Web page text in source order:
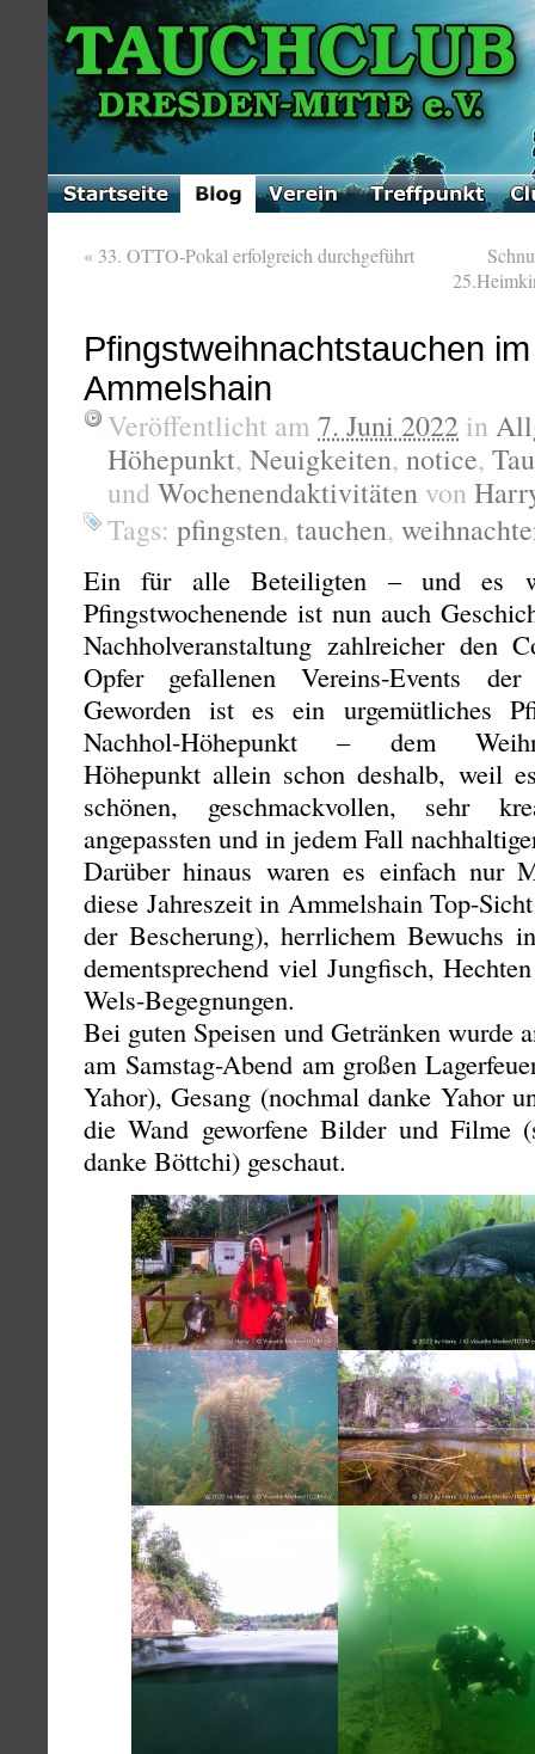
« 33. OTTO-Pokal erfolgreich durchgeführt
Pfingstweihnachtstauchen
Ammelshain
Veröffentlicht am 7. Juni 2022 in
Höhepunkt, Neuigkeiten, notice,
und Wochenendaktivitäten von
Tags: pfingsten, tauchen,
Ein für alle Beteiligten – und es
Pfingstwochenende ist nun auch
Nachholveranstaltung zahlreicher den
Opfer gefallenen Vereins-Events
Geworden ist es ein urgemütliches
Nachhol-Höhepunkt – dem
Höhepunkt allein schon deshalb, weil
schönen, geschmackvollen, sehr
angepassten und in jedem Fall
Darüber hinaus waren es einfach nur
diese Jahreszeit in Ammelshain Top-
der Bescherung), herrlichem Bewuchs
dementsprechend viel Jungfisch,
Wels-Begegnungen.
Bei guten Speisen und Getränken wurde
am Samstag-Abend am großen
Yahor), Gesang (nochmal danke Yahor
die Wand geworfene Bilder und Filme
danke Böttchi) geschaut.